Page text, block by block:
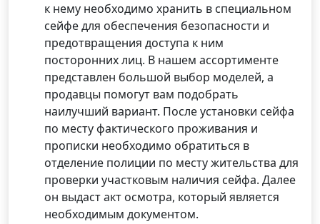
к нему необходимо хранить в специальном
сейфе для обеспечения безопасности и
предотвращения доступа к ним
посторонних лиц. В нашем ассортименте
представлен большой выбор моделей, а
продавцы помогут вам подобрать
наилучший вариант. После установки сейфа
по месту фактического проживания и
прописки необходимо обратиться в
отделение полиции по месту жительства для
проверки участковым наличия сейфа. Далее
он выдаст акт осмотра, который является
необходимым документом.